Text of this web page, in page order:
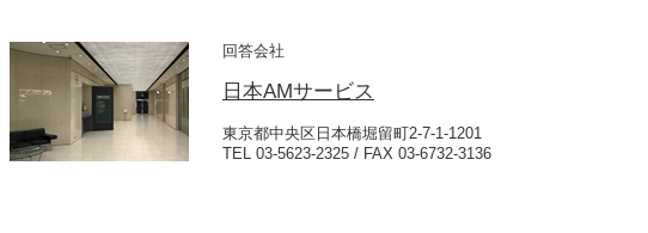
回答会社
日本AMサービス
東京都中央区日本橋堀留町2-7-1-1201
TEL 03-5623-2325 / FAX 03-6732-3136